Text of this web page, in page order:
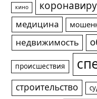
кино
медицина
недвижимость
происшествия
строительство